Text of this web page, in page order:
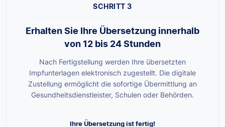
SCHRITT 3
Erhalten Sie Ihre Übersetzung innerhalb
von 12 bis 24 Stunden
Nach Fertigstellung werden Ihre übersetzten
Impfunterlagen elektronisch zugestellt. Die digitale
Zustellung ermöglicht die sofortige Übermittlung an
Gesundheitsdienstleister, Schulen oder Behörden.
Ihre Übersetzung ist fertig!